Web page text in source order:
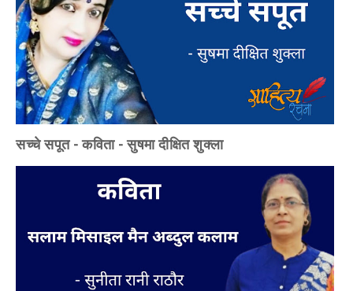
सच्चे सपूत - कविता - सुषमा दीक्षित शुक्ला